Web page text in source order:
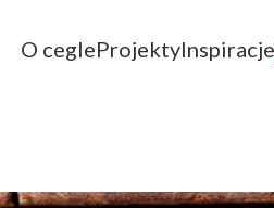
O cegleProjektyInspiracje